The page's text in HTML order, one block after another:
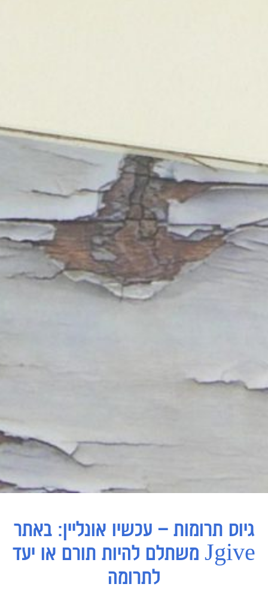
גיוס תרומות – עכשיו אונליין: באתר
Jgive משתלם להיות תורם או יעד
לתרומה